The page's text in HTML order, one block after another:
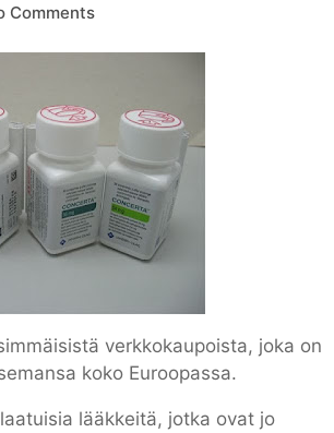
Comments
verkkokaupoista, joka on
koko Euroopassa.
lääkkeitä, jotka ovat jo